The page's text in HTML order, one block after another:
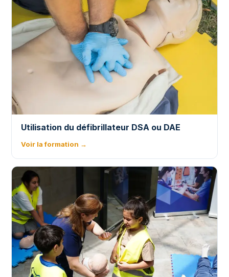
Utilisation du défibrillateur DSA ou DAE
Voir la formation →